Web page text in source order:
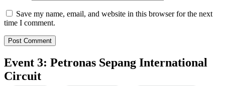
Save my name, email, and website in this browser for the next
time I comment.
Event 3: Petronas Sepang International
Circuit